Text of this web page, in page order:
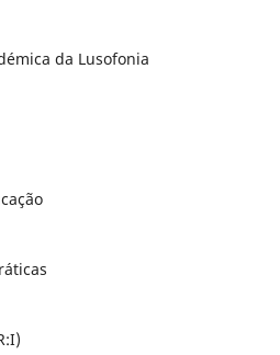
da Lusofonia